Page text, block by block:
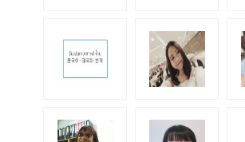
K.Jan K.Namking